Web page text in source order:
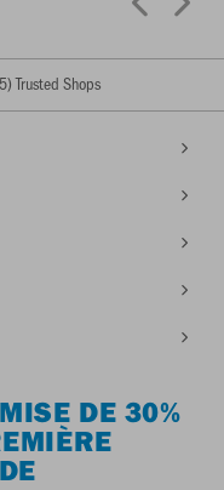
Trusted Shops
DE 30%